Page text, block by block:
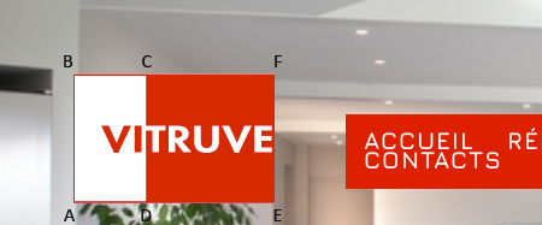
ACCUEIL
CONTACTS